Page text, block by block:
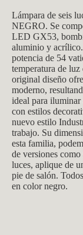
Lámpara de seis
NEGRO. Se
LED GX53,
aluminio y
potencia de 54
temperatura de
original diseño
moderno,
ideal para iluminar
con estilos
nuevo estilo
trabajo. Su
esta familia,
de versiones
luces, aplique de
pie de salón.
en color negro.